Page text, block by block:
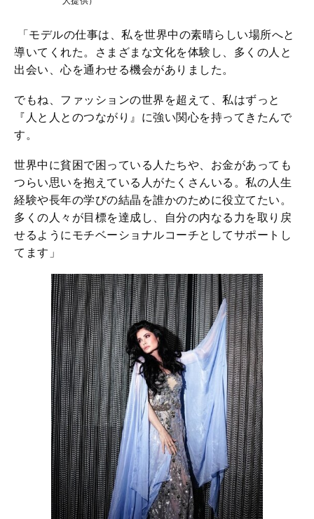
「モデルの仕事は、私を世界中の素晴らしい場所へと
導いてくれた。さまざまな文化を体験し、多くの人と
出会い、心を通わせる機会がありました。
でもね、ファッションの世界を超えて、私はずっと
『人と人とのつながり』に強い関心を持ってきたんで
す。
世界中に貧困で困っている人たちや、お金があっても
つらい思いを抱えている人がたくさんいる。私の人生
経験や長年の学びの結晶を誰かのために役立てたい。
多くの人々が目標を達成し、自分の内なる力を取り戻
せるようにモチベーショナルコーチとしてサポートし
てます」